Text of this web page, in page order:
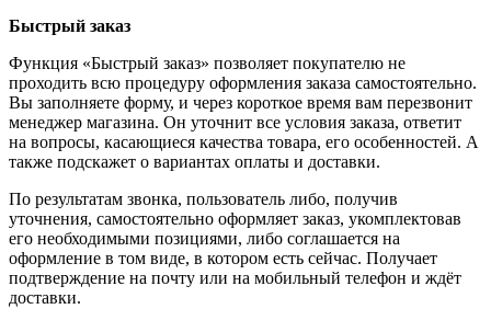
Быстрый заказ
Функция «Быстрый заказ» позволяет покупателю не
проходить всю процедуру оформления заказа самостоятельно.
Вы заполняете форму, и через короткое время вам перезвонит
менеджер магазина. Он уточнит все условия заказа, ответит
на вопросы, касающиеся качества товара, его особенностей. А
также подскажет о вариантах оплаты и доставки.
По результатам звонка, пользователь либо, получив
уточнения, самостоятельно оформляет заказ, укомплектовав
его необходимыми позициями, либо соглашается на
оформление в том виде, в котором есть сейчас. Получает
подтверждение на почту или на мобильный телефон и ждёт
доставки.